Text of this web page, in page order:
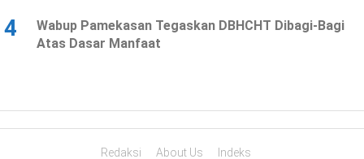
4
Wabup Pamekasan Tegaskan DBHCHT Dibagi-Bagi
Atas Dasar Manfaat
Redaksi About Us Indeks